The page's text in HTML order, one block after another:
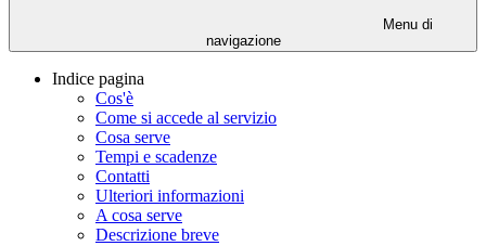
Menu di
navigazione
Indice pagina
Cos'è
Come si accede al servizio
Cosa serve
Tempi e scadenze
Contatti
Ulteriori informazioni
A cosa serve
Descrizione breve